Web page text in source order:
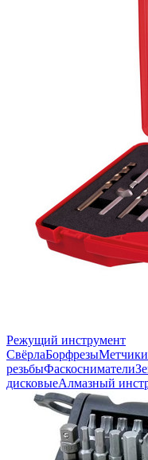
Режущий инструмент
СвёрлаБорфрезыМетчики
резьбыФаскосниматели
дисковыеАлмазный